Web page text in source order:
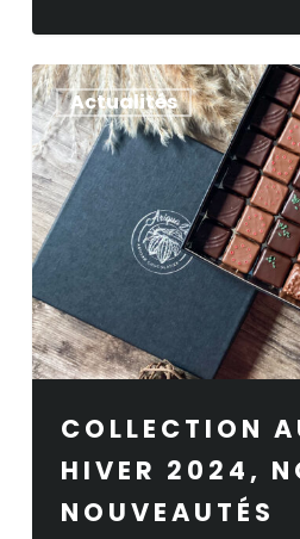
Collection
Automne-
Hiver
2024,
nos
nouveautés
Actualités
COLLECTION
HIVER 2024,
NOUVEAUTÉS